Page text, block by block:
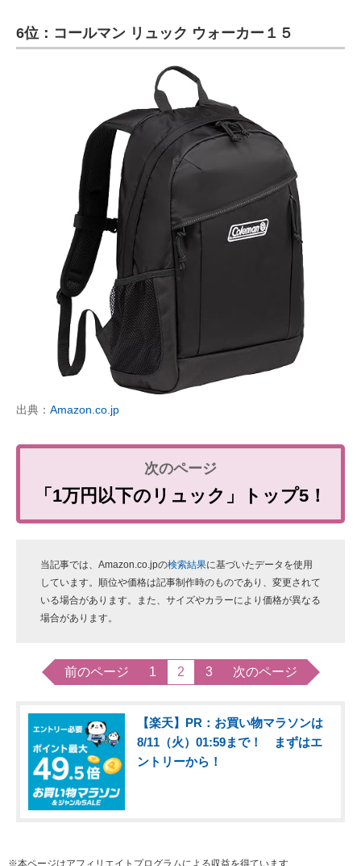
6位：コールマン リュック ウォーカー１５
出典： Amazon.co.jp
「1万円以下のリュック」トップ5！
当記事では、Amazon.co.jpの検索結果に基づいたデータを使用
しています。順位や価格は記事制作時のものであり、変更されて
いる場合があります。また、サイズやカラーにより価格が異なる
場合があります。
前のページ 1 2 3 次のページ
【楽天】PR：お買い物マラソンは
8/11（火）01:59まで！ まずはエ
ントリーから！